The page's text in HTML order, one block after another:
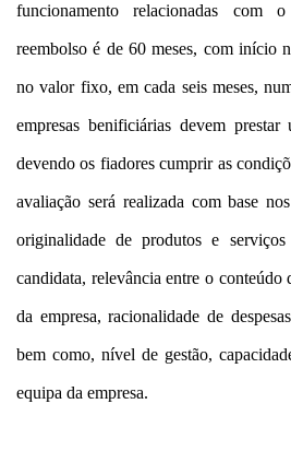
funcionamento relacionadas
reembolso é de 60 meses, com início
no valor fixo, em cada seis meses,
empresas benificiárias devem
devendo os fiadores cumprir as
avaliação será realizada com base
originalidade de produtos e serviços
candidata, relevância entre o conteúdo
da empresa, racionalidade de
bem como, nível de gestão,
equipa da empresa.